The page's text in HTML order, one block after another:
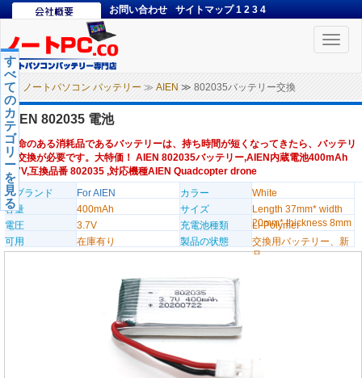
お問い合わせ サイトマップ 1 2 3 4
Toggle
ノートパソコン バッテリー ≫ AIEN ≫ 802035バッテリー交換
す
べ
て
の
カ
テ
ゴ
リ
ー
を
見
る
AIEN 802035 電池
寿命のある消耗品であるバッテリーは、持ち時間が短くなってきたら、バッテリ
ー交換が必要です。大特価！ AIEN 802035バッテリー,AIEN内蔵電池400mAh
3.7V,互換品番 802035 ,対応機種AIEN Quadcopter drone
のブランド
For AIEN カラー
White
容量
400mAh サイズ
Length 37mm* width
20mm* thickness 8mm
電圧 3.7V 充電池種類
Li-Polymer
可用
在庫有り 製品の状態
交換用バッテリー、新
品